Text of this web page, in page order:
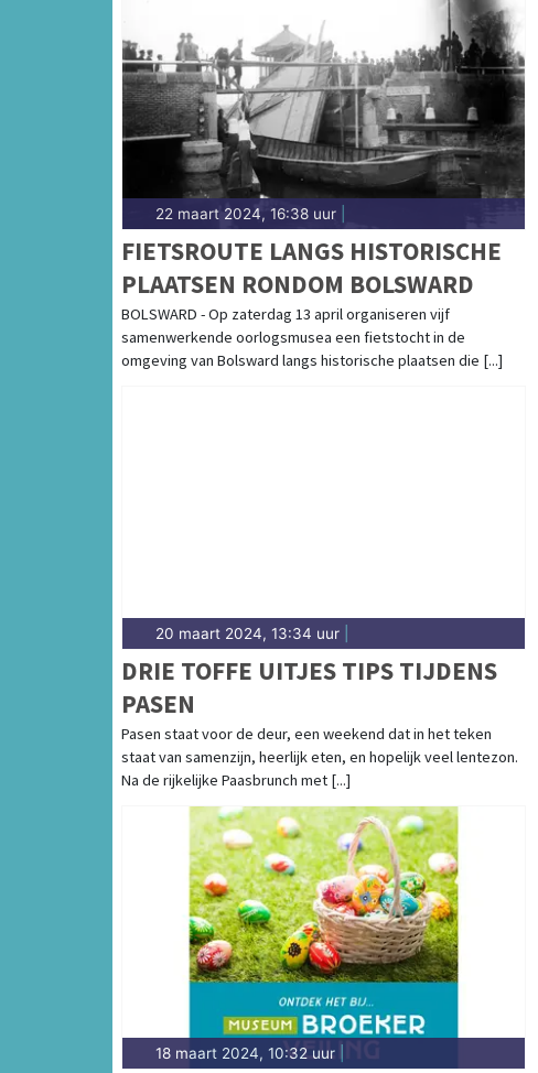
22 maart 2024, 16:38 uur
FIETSROUTE LANGS HISTORISCHE
PLAATSEN RONDOM BOLSWARD
BOLSWARD - Op zaterdag 13 april organiseren vijf
samenwerkende oorlogsmusea een fietstocht in de
omgeving van Bolsward langs historische plaatsen die [...]
20 maart 2024, 13:34 uur
DRIE TOFFE UITJES TIPS TIJDENS
PASEN
Pasen staat voor de deur, een weekend dat in het teken
staat van samenzijn, heerlijk eten, en hopelijk veel lentezon.
Na de rijkelijke Paasbrunch met [...]
18 maart 2024, 10:32 uur